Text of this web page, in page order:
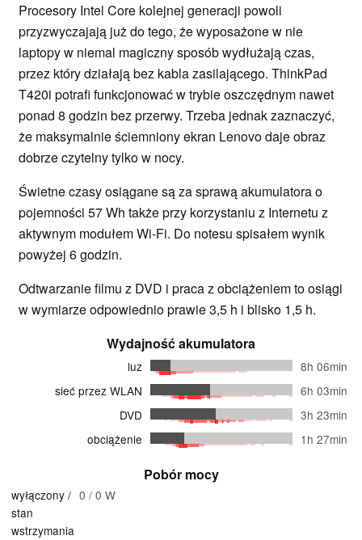
Procesory Intel Core kolejnej generacji powoli
przyzwyczajają już do tego, że wyposażone w nie
laptopy w niemal magiczny sposób wydłużają czas,
przez który działają bez kabla zasilającego. ThinkPad
T420i potrafi funkcjonować w trybie oszczędnym nawet
ponad 8 godzin bez przerwy. Trzeba jednak zaznaczyć,
że maksymalnie ściemniony ekran Lenovo daje obraz
dobrze czytelny tylko w nocy.
Świetne czasy osiągane są za sprawą akumulatora o
pojemności 57 Wh także przy korzystaniu z Internetu z
aktywnym modułem Wi-Fi. Do notesu spisałem wynik
powyżej 6 godzin.
Odtwarzanie filmu z DVD i praca z obciążeniem to osiągi
w wymiarze odpowiednio prawie 3,5 h i blisko 1,5 h.
Wydajność akumulatora
luz
8h 06min
sieć przez WLAN
6h 03min
DVD
3h 23min
obciążenie
1h 27min
Pobór mocy
wyłączony /
stan
wstrzymania
0 / 0 W